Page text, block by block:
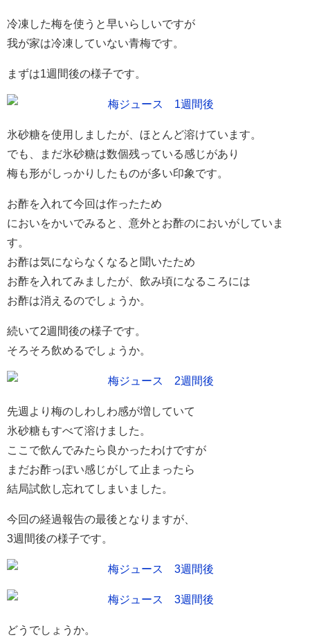
冷凍した梅を使うと早いらしいですが
我が家は冷凍していない青梅です。
まずは1週間後の様子です。
氷砂糖を使用しましたが、ほとんど溶けています。
でも、まだ氷砂糖は数個残っている感じがあり
梅も形がしっかりしたものが多い印象です。
お酢を入れて今回は作ったため
においをかいでみると、意外とお酢のにおいがしていま
す。
お酢は気にならなくなると聞いたため
お酢を入れてみましたが、飲み頃になるころには
お酢は消えるのでしょうか。
続いて2週間後の様子です。
そろそろ飲めるでしょうか。
先週より梅のしわしわ感が増していて
氷砂糖もすべて溶けました。
ここで飲んでみたら良かったわけですが
まだお酢っぽい感じがして止まったら
結局試飲し忘れてしまいました。
今回の経過報告の最後となりますが、
3週間後の様子です。
どうでしょうか。